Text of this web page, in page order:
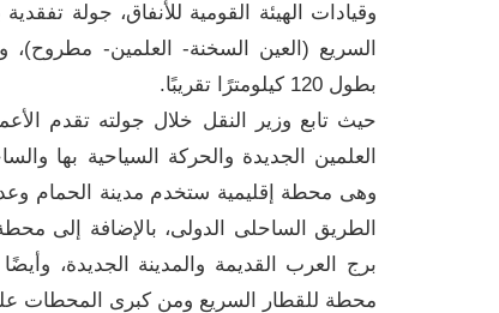
وقيادات الهيئة القومية للأنفاق، جولة
السريع (العين السخنة- العلمين-
بطول 120 كيلومترًا تقريبًا.
حيث تابع وزير النقل خلال جولته تقدم
العلمين الجديدة والحركة السياحية بها
وهى محطة إقليمية ستخدم مدينة الحمام
الطريق الساحلى الدولى، بالإضافة إلى
برج العرب القديمة والمدينة الجديدة،
محطة للقطار السريع ومن كبرى المحطات على